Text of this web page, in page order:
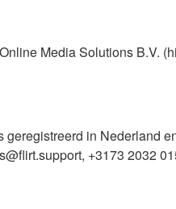
Media Solutions B.V.
in Nederland
+3173 2032